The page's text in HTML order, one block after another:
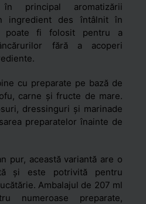
principal aromatizării
ingredient des întâlnit în
poate fi folosit pentru a
fără a acoperi
cu preparate pe bază de
carne și fructe de mare.
dressinguri și marinade
preparatelor înainte de
pur, această variantă are o
și este potrivită pentru
Ambalajul de 207 ml
numeroase preparate,